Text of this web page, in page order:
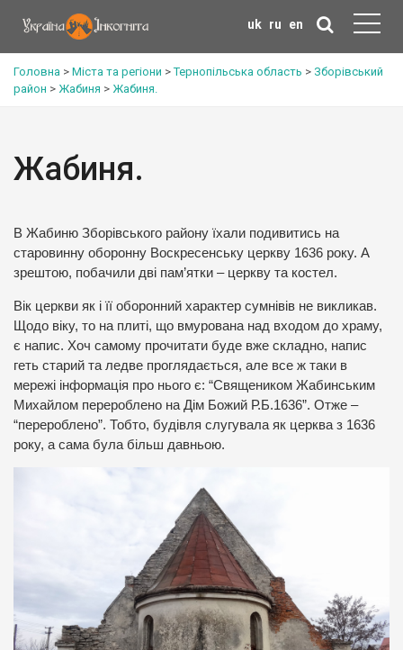
uk ru en
Головна > Міста та регіони >Тернопільська область > Зборівський
район > Жабиня > Жабиня.
Жабиня.
В Жабиню Зборівського району їхали подивитись на
старовинну оборонну Воскресенську церкву 1636 року. А
зрештою, побачили дві пам’ятки – церкву та костел.
Вік церкви як і її оборонний характер сумнівів не викликав.
Щодо віку, то на плиті, що вмурована над входом до храму,
є напис. Хоч самому прочитати буде вже складно, напис
геть старий та ледве проглядається, але все ж таки в
мережі інформація про нього є: “Священиком Жабинським
Михайлом перероблено на Дім Божий Р.Б.1636”. Отже –
“перероблено”. Тобто, будівля слугувала як церква з 1636
року, а сама була більш давньою.